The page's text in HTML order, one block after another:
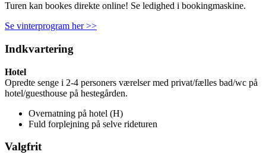
Turen kan bookes direkte online! Se ledighed i bookingmaskine.
Se vinterprogram her >>
Indkvartering
Hotel
Opredte senge i 2-4 personers værelser med privat/fælles bad/wc på
hotel/guesthouse på hestegården.
Overnatning på hotel (H)
Fuld forplejning på selve rideturen
Valgfrit